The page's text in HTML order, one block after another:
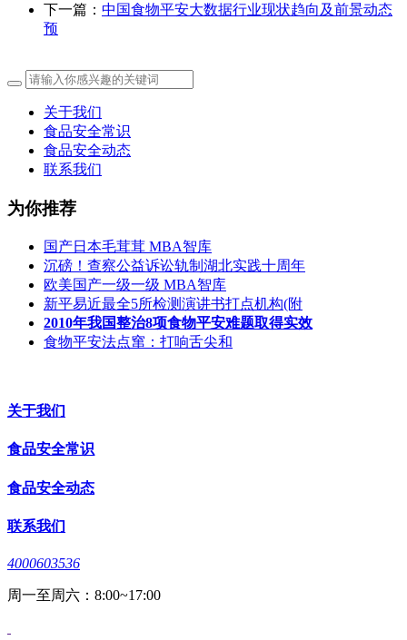
下一篇： 中国食物平安大数据行业现状趋向及前景动态
预
关于我们
食品安全常识
食品安全动态
联系我们
为你推荐
国产日本毛茸茸 MBA智库
沉磅！查察公益诉讼轨制湖北实践十周年
欧美国产一级一级 MBA智库
新平易近最全5所检测演讲书打点机构(附
2010年我国整治8项食物平安难题取得实效
食物平安法点窜：打响舌尖和
关于我们
食品安全常识
食品安全动态
联系我们
4000603536
周一至周六：8:00~17:00